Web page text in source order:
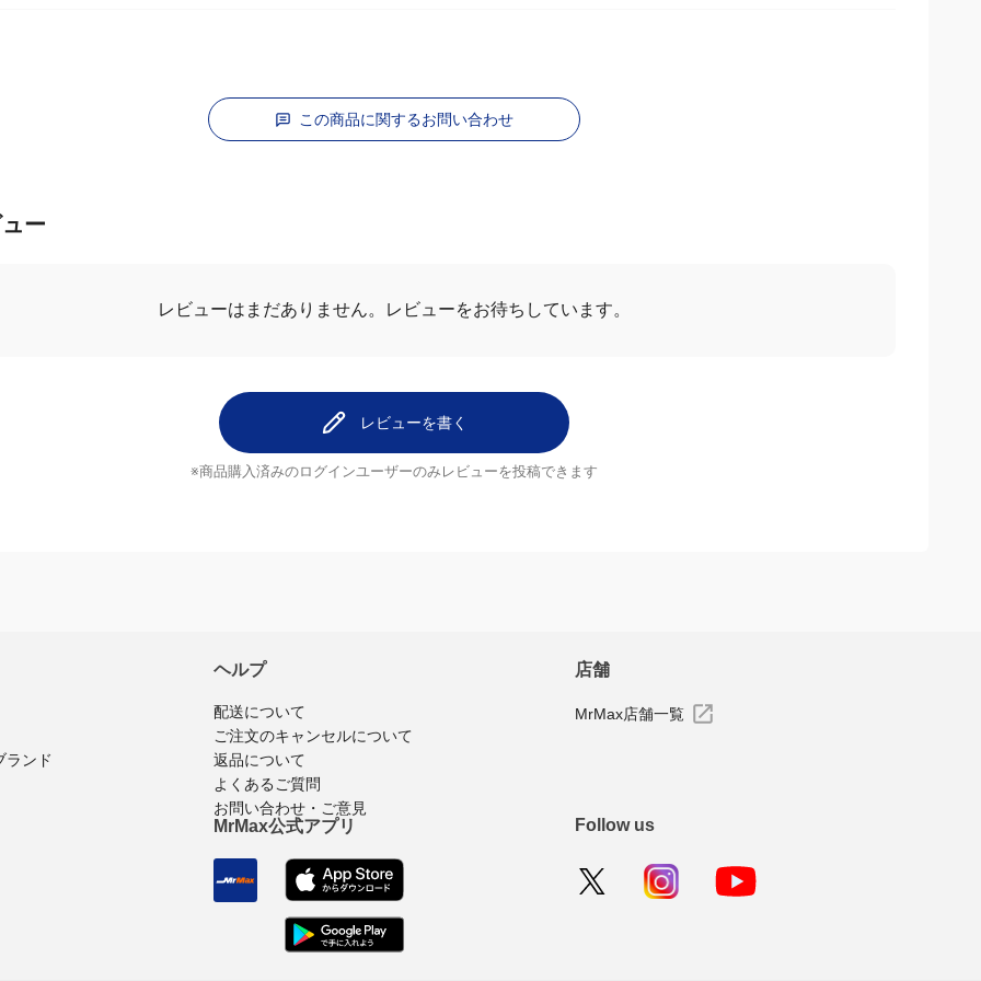
この商品に関するお問い合わせ
レビューを書く
ランド
ヘルプ
配送について
ご注文のキャンセルについて
返品について
よくあるご質問
お問い合わせ・ご意見
店舗
MrMax店舗一覧
MrMax公式アプリ Follow us